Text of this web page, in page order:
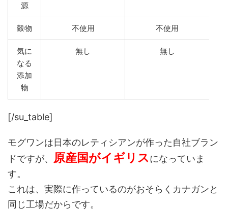
源
穀物 不使用 不使用
気に
なる
添加
物
無し 無し
[/su_table]
モグワンは日本のレティシアンが作った自社ブラン
ドですが、 原産国がイギリスになっていま
す。
これは、実際に作っているのがおそらくカナガンと
同じ工場だからです。